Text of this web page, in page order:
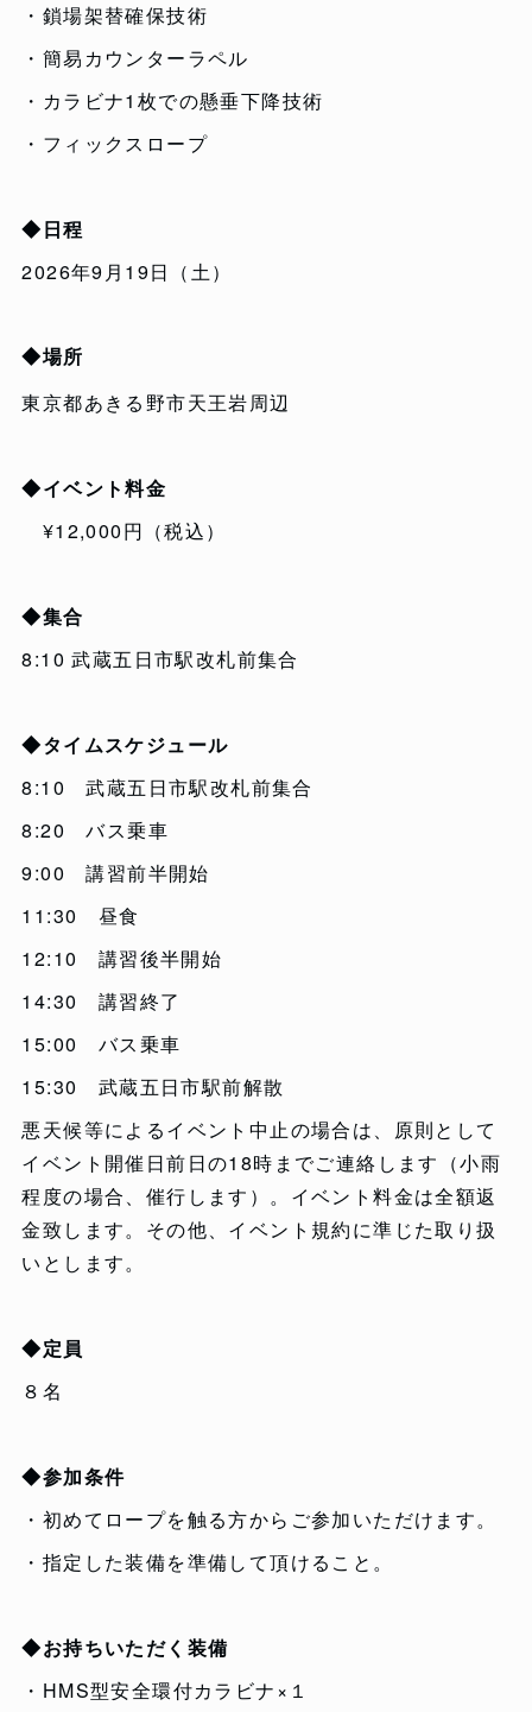
・鎖場架替確保技術
・簡易カウンターラペル
・カラビナ1枚での懸垂下降技術
・フィックスロープ
◆日程
2026年9月19日（土）
◆場所
東京都あきる野市天王岩周辺
◆イベント料金
¥12,000円（税込）
◆集合
8:10 武蔵五日市駅改札前集合
◆タイムスケジュール
8:10 武蔵五日市駅改札前集合
8:20 バス乗車
9:00 講習前半開始
11:30 昼食
12:10 講習後半開始
14:30 講習終了
15:00 バス乗車
15:30 武蔵五日市駅前解散
悪天候等によるイベント中止の場合は、原則として
イベント開催日前日の18時までご連絡します（小雨
程度の場合、催行します）。イベント料金は全額返
金致します。その他、イベント規約に準じた取り扱
いとします。
◆定員
８名
◆参加条件
・初めてロープを触る方からご参加いただけます。
・指定した装備を準備して頂けること。
◆お持ちいただく装備
・HMS型安全環付カラビナ×１